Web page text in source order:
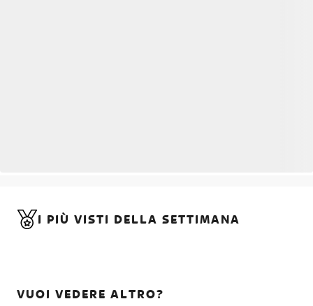
I PIÙ VISTI DELLA SETTIMANA
VUOI VEDERE ALTRO?